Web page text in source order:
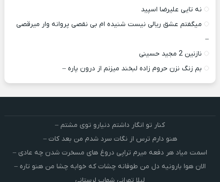
نه تایی علیرضا اسپید
میگفتم عشق ریالی نیست شنیده ام بی نقصی پروانه وار میرقصی
–
نازنین 2 مجید حسینی
بم زنگ نزن حروم زاده لبخند میزنم از درون پاره –
کنار تو انگار داشتم دنیارو توی مشتم –
هنو دارم ترس از نگات سرد شدم من بعد کات –
اسمت میاد هر دفعه میرم تراپی دروغ‌ های مسخرت شدن چه عادی –
الان هوا بارونیه دل من طوفانه چشات که خوابه چشا من هنو تاره –
لیلا تهرانی شهاب لرستانی